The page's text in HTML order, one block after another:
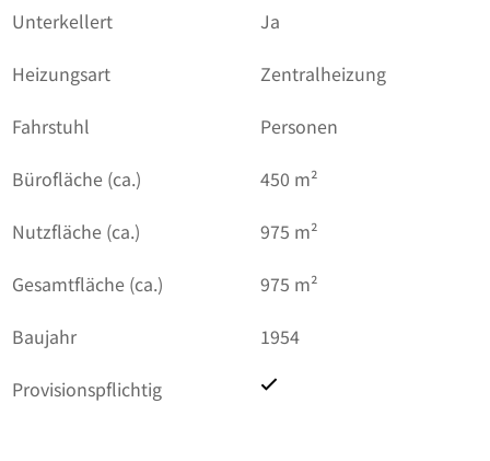
Unterkellert
Ja
Heizungsart
Zentralheizung
Fahrstuhl
Personen
Bürofläche (ca.)
450 m²
Nutzfläche (ca.)
975 m²
Gesamtfläche (ca.)
975 m²
Baujahr
1954
Provisionspflichtig